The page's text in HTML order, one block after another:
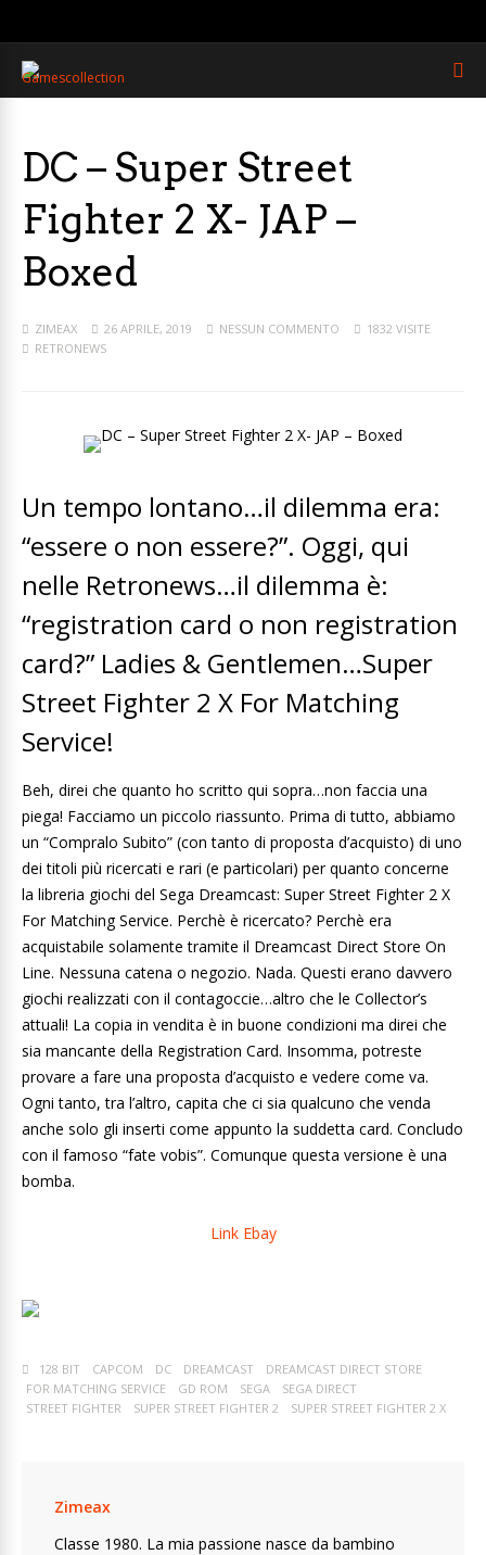
DC – Super Street
Fighter 2 X- JAP –
Boxed
ZIMEAX 26 APRILE, 2019 NESSUN COMMENTO
1832 VISITE
RETRONEWS
Un tempo lontano…il dilemma era:
“essere o non essere?”. Oggi, qui
nelle Retronews…il dilemma è:
“registration card o non registration
card?” Ladies & Gentlemen…Super
Street Fighter 2 X For Matching
Service!
Beh, direi che quanto ho scritto qui sopra…non faccia una
piega! Facciamo un piccolo riassunto. Prima di tutto, abbiamo
un “Compralo Subito” (con tanto di proposta d’acquisto) di uno
dei titoli più ricercati e rari (e particolari) per quanto concerne
la libreria giochi del Sega Dreamcast: Super Street Fighter 2 X
For Matching Service. Perchè è ricercato? Perchè era
acquistabile solamente tramite il Dreamcast Direct Store On
Line. Nessuna catena o negozio. Nada. Questi erano davvero
giochi realizzati con il contagoccie…altro che le Collector’s
attuali! La copia in vendita è in buone condizioni ma direi che
sia mancante della Registration Card. Insomma, potreste
provare a fare una proposta d’acquisto e vedere come va.
Ogni tanto, tra l’altro, capita che ci sia qualcuno che venda
anche solo gli inserti come appunto la suddetta card. Concludo
con il famoso “fate vobis”. Comunque questa versione è una
bomba.
Link Ebay
128 BIT CAPCOM DC DREAMCAST
DREAMCAST DIRECT STORE
FOR MATCHING SERVICE
GD ROM SEGA
SEGA DIRECT
STREET FIGHTER
SUPER STREET FIGHTER 2 SUPER STREET FIGHTER 2 X
Zimeax
Classe 1980. La mia passione nasce da bambino